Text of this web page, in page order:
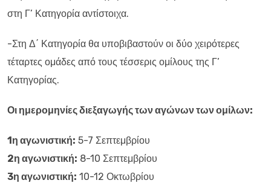
στη Γ’ Κατηγορία αντίστοιχα.
-Στη Δ΄ Κατηγορία θα υποβιβαστούν οι δύο χειρότερες
τέταρτες ομάδες από τους τέσσερις ομίλους της Γ’
Κατηγορίας.
Οι ημερομηνίες διεξαγωγής των αγώνων των ομίλων:
1η αγωνιστική: 5-7 Σεπτεμβρίου
2η αγωνιστική: 8-10 Σεπτεμβρίου
3η αγωνιστική: 10-12 Οκτωβρίου